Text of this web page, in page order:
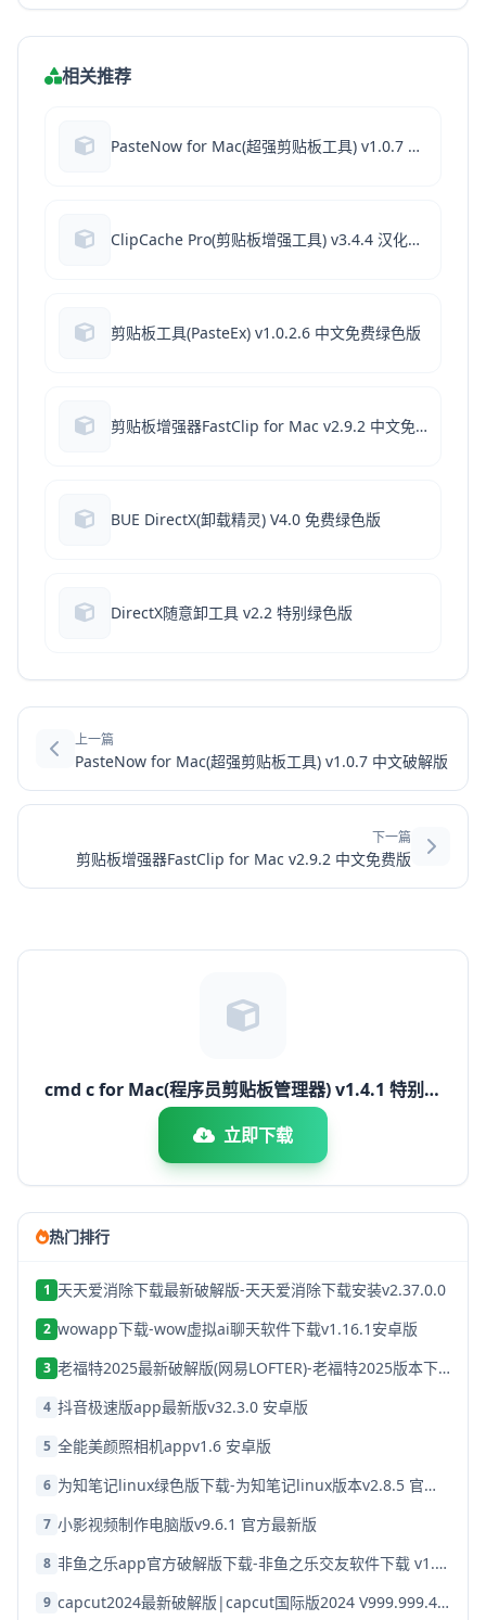
相关推荐
PasteNow for Mac(超强剪贴板工具) v1.0.7 中文破解版
ClipCache Pro(剪贴板增强工具) v3.4.4 汉化绿色免费版
剪贴板工具(PasteEx) v1.0.2.6 中文免费绿色版
剪贴板增强器FastClip for Mac v2.9.2 中文免费版
BUE DirectX(卸载精灵) V4.0 免费绿色版
DirectX随意卸工具 v2.2 特别绿色版
上一篇
PasteNow for Mac(超强剪贴板工具) v1.0.7 中文破解版
下一篇
剪贴板增强器FastClip for Mac v2.9.2 中文免费版
cmd c for Mac(程序员剪贴板管理器) v1.4.1 特别激
立即下载
热门排行
1 天天爱消除下载最新破解版-天天爱消除下载安装v2.37.0.0
2 wowapp下载-wow虚拟ai聊天软件下载v1.16.1安卓版
3 老福特2025最新破解版(网易LOFTER)-老福特2025版本下载v8.1.22
4 抖音极速版app最新版v32.3.0 安卓版
5 全能美颜照相机appv1.6 安卓版
6 为知笔记linux绿色版下载-为知笔记linux版本v2.8.5 官方破解版
7 小影视频制作电脑版v9.6.1 官方最新版
8 非鱼之乐app官方破解版下载-非鱼之乐交友软件下载 v1.3.9安卓版
9 capcut2024最新破解版|capcut国际版2024 V999.999.45 安卓版下载